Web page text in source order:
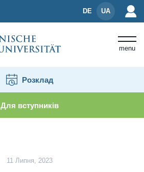
DE UA
menu
Розклад
Для вступників
Відкрита лекція Л. Дідковської
11 Липня, 2023